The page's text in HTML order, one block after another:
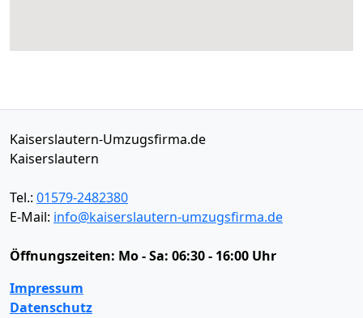
Kaiserslautern-Umzugsfirma.de
Kaiserslautern
Tel.: 01579-2482380
E-Mail: info@kaiserslautern-umzugsfirma.de
Öffnungszeiten: Mo - Sa: 06:30 - 16:00 Uhr
Impressum
Datenschutz